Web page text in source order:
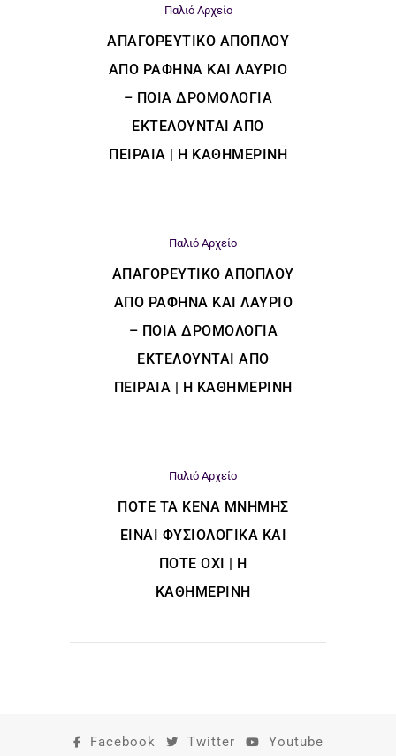
Παλιό Αρχείο
ΑΠΑΓΟΡΕΥΤΙΚΌ ΑΠΌΠΛΟΥ
ΑΠΌ ΡΑΦΉΝΑ ΚΑΙ ΛΑΎΡΙΟ
– ΠΟΙΑ ΔΡΟΜΟΛΌΓΙΑ
ΕΚΤΕΛΟΎΝΤΑΙ ΑΠΌ
ΠΕΙΡΑΙΆ | Η ΚΑΘΗΜΕΡΙΝΗ
Παλιό Αρχείο
ΑΠΑΓΟΡΕΥΤΙΚΌ ΑΠΌΠΛΟΥ
ΑΠΌ ΡΑΦΉΝΑ ΚΑΙ ΛΑΎΡΙΟ
– ΠΟΙΑ ΔΡΟΜΟΛΌΓΙΑ
ΕΚΤΕΛΟΎΝΤΑΙ ΑΠΌ
ΠΕΙΡΑΙΆ | Η ΚΑΘΗΜΕΡΙΝΗ
Παλιό Αρχείο
ΠΌΤΕ ΤΑ ΚΕΝΆ ΜΝΉΜΗΣ
ΕΊΝΑΙ ΦΥΣΙΟΛΟΓΙΚΆ ΚΑΙ
ΠΌΤΕ ΌΧΙ | Η
ΚΑΘΗΜΕΡΙΝΗ
Facebook Twitter Youtube